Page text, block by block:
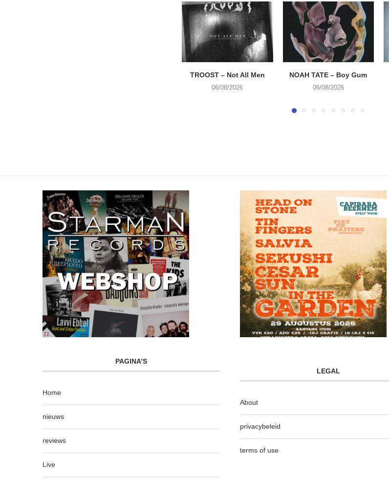
TROOST – Not All Men
06/08/2026
NOAH TATE – Boy Gum
06/08/2026
PAGINA’S
Home
nieuws
reviews
Live
LEGAL
About
privacybeleid
terms of use